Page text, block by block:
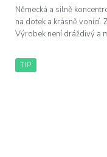
Německá a silně
na dotek a krásně vonící.
Výrobek není dráždivý a
TIP